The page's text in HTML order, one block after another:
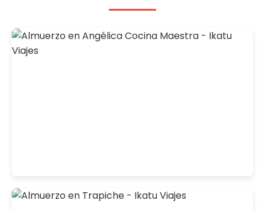
Almuerzo en Angélica Cocina Maestra